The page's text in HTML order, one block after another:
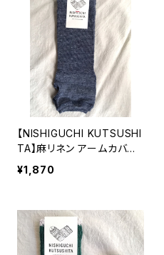
【NISHIGUCHI KUTSUSHI
TA】麻リネン アームカバー
ショート ネイビー UVカット
日除け 冷房対策 日本製
¥1,870